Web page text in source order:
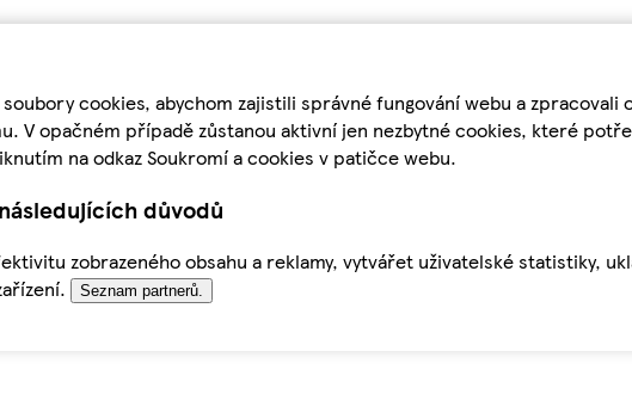
cookies, abychom zajistili správné fungování webu a
V opačném případě zůstanou aktivní jen nezbytné cookies, které
na odkaz Soukromí a cookies v patičce webu.
důvodů
zobrazeného obsahu a reklamy, vytvářet uživatelské statistiky,
Seznam partnerů.